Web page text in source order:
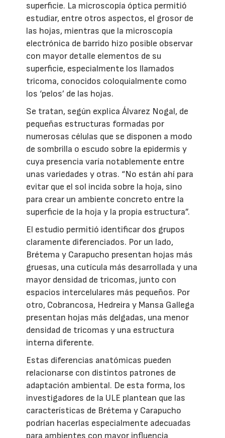
superficie. La microscopía óptica permitió
estudiar, entre otros aspectos, el grosor de
las hojas, mientras que la microscopía
electrónica de barrido hizo posible observar
con mayor detalle elementos de su
superficie, especialmente los llamados
tricoma, conocidos coloquialmente como
los ‘pelos’ de las hojas.
Se tratan, según explica Álvarez Nogal, de
pequeñas estructuras formadas por
numerosas células que se disponen a modo
de sombrilla o escudo sobre la epidermis y
cuya presencia varía notablemente entre
unas variedades y otras. “No están ahí para
evitar que el sol incida sobre la hoja, sino
para crear un ambiente concreto entre la
superficie de la hoja y la propia estructura”.
El estudio permitió identificar dos grupos
claramente diferenciados. Por un lado,
Brétema y Carapucho presentan hojas más
gruesas, una cutícula más desarrollada y una
mayor densidad de tricomas, junto con
espacios intercelulares más pequeños. Por
otro, Cobrancosa, Hedreira y Mansa Gallega
presentan hojas más delgadas, una menor
densidad de tricomas y una estructura
interna diferente.
Estas diferencias anatómicas pueden
relacionarse con distintos patrones de
adaptación ambiental. De esta forma, los
investigadores de la ULE plantean que las
características de Brétema y Carapucho
podrían hacerlas especialmente adecuadas